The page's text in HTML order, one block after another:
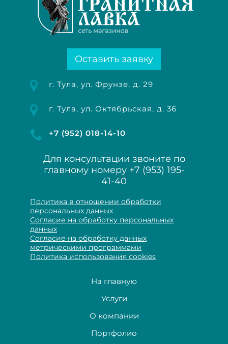
Оставить заявку
г. Тула, ул. Фрунзе, д. 29
г. Тула, ул. Октябрьская, д. 36
+7 (952) 018-14-10
Для консультации звоните по
главному номеру +7 (953) 195-
41-40
Политика в отношении обработки
персональных данных
Согласие на обработку персональных
данных
Согласие на обработку данных
метрическими программами
Политика использования cookies
На главную
Услуги
О компании
Портфолио